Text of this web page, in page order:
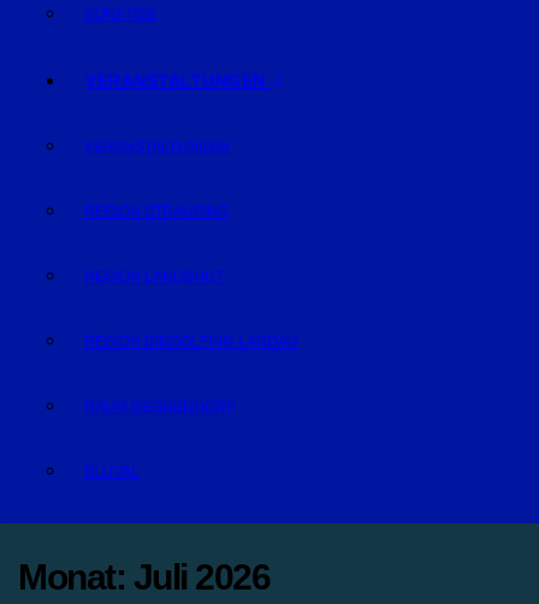
SONSTIGE
VERANSTALTUNGEN
VERANSTALTUNGEN
REGION STRAUBING
REGION LANDSHUT
REGION DINGOLFING-LANDAU
RAUM DEGGENDORF
BLUVAL
Monat: Juli 2026